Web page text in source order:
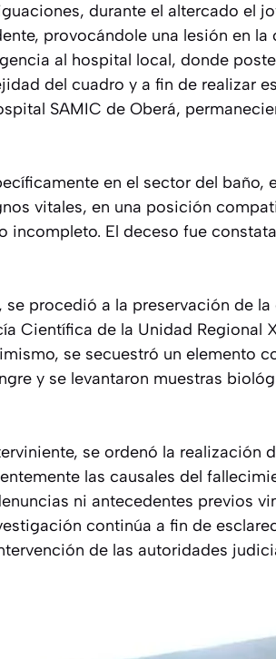
durante el altercado el
provocándole una lesión en la
al hospital local, donde
del cuadro y a fin de realizar
SAMIC de Oberá,
en el sector del baño,
vitales, en una posición
incompleto. El deceso fue
procedió a la preservación de
Científica de la Unidad Regional
se secuestró un elemento
y se levantaron muestras
se ordenó la realización
las causales del
ni antecedentes previos
continúa a fin de
de las autoridades